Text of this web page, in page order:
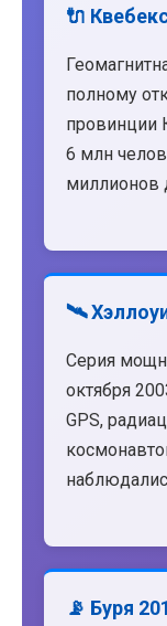
🔌
полному
провинции
6 млн
миллионов
🛰️
Серия
октября
GPS,
📡 Буря